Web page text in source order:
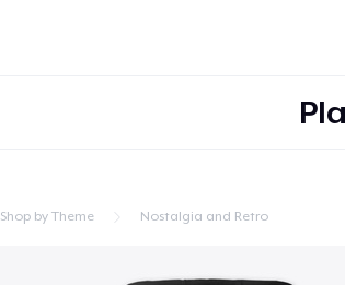
Shop by Theme Nostalgia and Retro